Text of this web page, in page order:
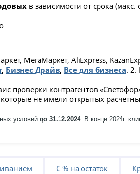
в зависимости от срока (макс.
МегаМаркет, AliExpress,
, Бизнес Драйв, Все для бизнеса. 2.
проверки контрагентов
не имели открытых
условий до 31.12.2024. В конце 2024г.
С % на остаток